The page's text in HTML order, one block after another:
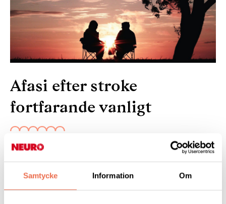
Samtycke Information Om
Afasi efter stroke
fortfarande vanligt
27 oktober 2022
årtiondena i höginkomstländer. Men den andel som får afasi